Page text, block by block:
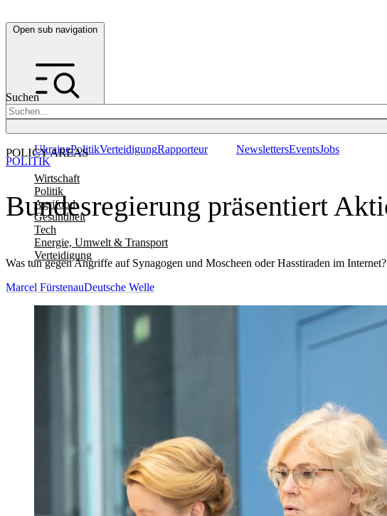
Open sub navigation
Suchen
POLICY AREAS
Wirtschaft
Politik
Agrifood
Gesundheit
Tech
Energie, Umwelt & Transport
Verteidigung
UkrainePolitikVerteidigungRapporteur NewslettersEventsJobs
Bundesregierung präsentiert
Was tun gegen Angriffe auf Synagogen und Moscheen oder Hasstiraden im
POLITIK
Marcel FürstenauDeutsche Welle